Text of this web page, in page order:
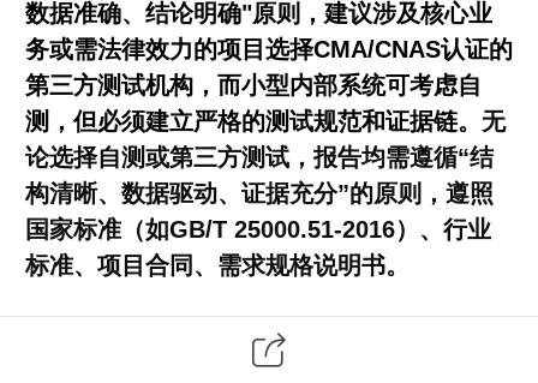
数据准确、结论明确"原则，建议涉及核心业
务或需法律效力的项目选择CMA/CNAS认证的
第三方测试机构，而小型内部系统可考虑自
测，但必须建立严格的测试规范和证据链。 无
论选择自测或第三方测试，报告均需遵循“结
构清晰、数据驱动、证据充分”的原则，遵照
国家标准（如GB/T 25000.51-2016）、行业
标准、项目合同、需求规格说明书。
一、信息化验收测试报告的核心要求